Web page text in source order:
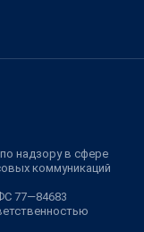
надзору в сфере
коммуникаций
77—84683